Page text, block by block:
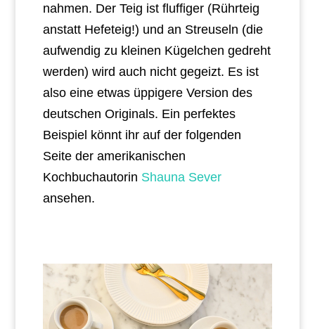
nahmen. Der Teig ist fluffiger (Rührteig
anstatt Hefeteig!) und an Streuseln (die
aufwendig zu kleinen Kügelchen gedreht
werden) wird auch nicht gegeizt. Es ist
also eine etwas üppigere Version des
deutschen Originals. Ein perfektes
Beispiel könnt ihr auf der folgenden
Seite der amerikanischen
Kochbuchautorin Shauna Sever
ansehen.